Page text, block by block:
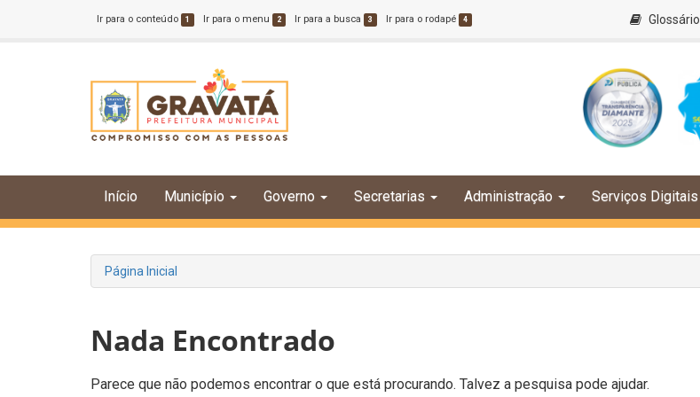
Ir para o conteúdo 1 Ir para o menu 2 Ir para a busca 3 Ir para o rodapé 4 Glossário
Início Município Governo Secretarias Administração Serviços Digitais
Página Inicial
Nada Encontrado
Parece que não podemos encontrar o que está procurando. Talvez a pesquisa pode ajudar.